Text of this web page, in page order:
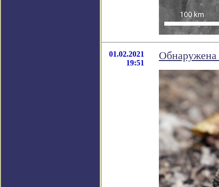
01.02.2021
19:51
Обнаружена